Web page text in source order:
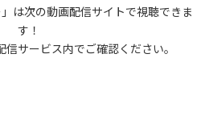
は次の動画配信サイトで視聴できま
す！
サービス内でご確認ください。